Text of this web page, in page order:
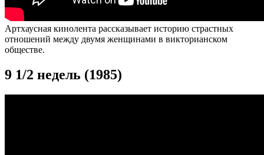
Артхаусная кинолента рассказывает историю страстных
отношений между двумя женщинами в викторианском
обществе.
9 1/2 недель (1985)